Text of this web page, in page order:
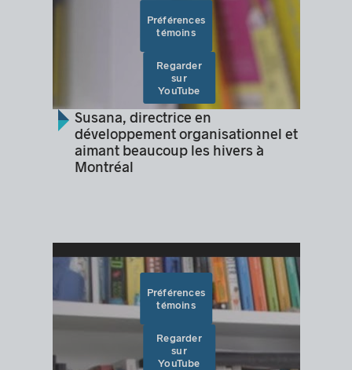
Préférences
témoins
Regarder
sur
YouTube
Susana, directrice en
développement organisationnel et
aimant beaucoup les hivers à
Montréal
Préférences
témoins
Regarder
sur
YouTube